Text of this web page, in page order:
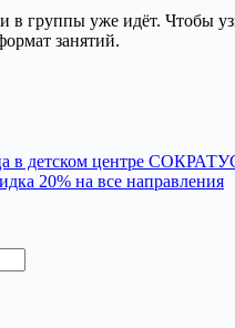
в группы уже идёт. Чтобы
занятий.
в детском центре
20% на все направления